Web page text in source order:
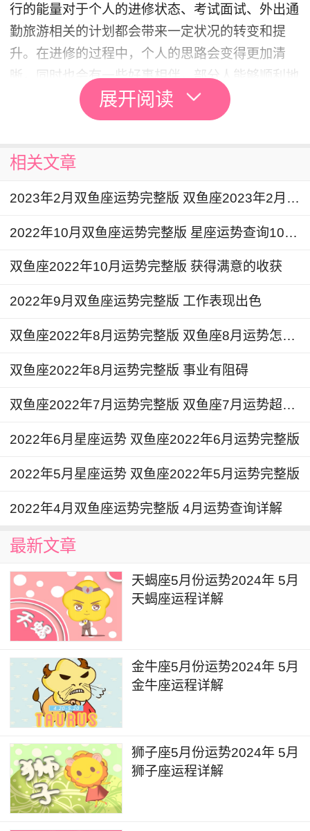
行的能量对于个人的进修状态、考试面试、外出通
勤旅游相关的计划都会带来一定状况的转变和提
升。在进修的过程中，个人的思路会变得更加清
晰，同时也会有一些好事相伴，部分人能够顺利地
通过一些比较重要的考试。另外在未来几个月的时
间里，个人外出旅游出差的计划也会变得更加顺
继进入到水瓶座，进而影响到个人的精神力和一些
精神状态，部分人也会在很多方面获得增益，偏财
这段时间你可能会依然对于神秘学、心理学相关的
领域产生较强的求知欲，可以报名系列课程参与进
升。
双鱼座2024年3月详解
3月12日到3月23日的时间，金星和火星会相
继进入到双鱼座，进而影响到个人整体的精神状态
这一段时间得到极大的增长，无论是在职场还是日
效地引起一些异性的注意，这段时间不妨多佩戴穿
着一些比较靓丽显眼的配饰和服饰，同时保持相对
善良、开放和包容的心态，能够遇到更好的感情和
桃花。
双鱼座2024年4月详解
4月2日到4月25日的时间，水星将会在白羊座
产生本年度的第一次逆行，本次水逆将会重点影响
里要注意花销的过程中保持理智，部分人可能也会
出现因为粗心大意而导致财物丢失的情况。
4月5日，金星进入白羊座，金星的能量在一
展开阅读
相关文章
2023年2月双鱼座运势完整版 双鱼座2023年2月运势详解
2022年10月双鱼座运势完整版 星座运势查询10月份
双鱼座2022年10月运势完整版 获得满意的收获
2022年9月双鱼座运势完整版 工作表现出色
双鱼座2022年8月运势完整版 双鱼座8月运势怎么样
双鱼座2022年8月运势完整版 事业有阻碍
双鱼座2022年7月运势完整版 双鱼座7月运势超准了
2022年6月星座运势 双鱼座2022年6月运势完整版
2022年5月星座运势 双鱼座2022年5月运势完整版
2022年4月双鱼座运势完整版 4月运势查询详解
最新文章
天蝎座5月份运势2024年 5月
天蝎座运程详解
金牛座5月份运势2024年 5月
金牛座运程详解
狮子座5月份运势2024年 5月
狮子座运程详解